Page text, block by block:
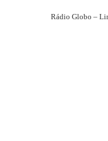
Rádio Globo –